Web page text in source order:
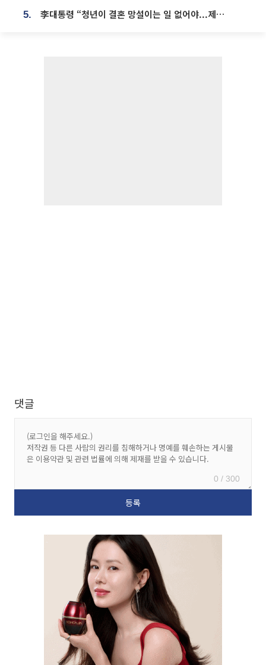
5. 李대통령 “청년이 결혼 망설이는 일 없어야...제도상 불이익 조사”
댓글
0 / 300